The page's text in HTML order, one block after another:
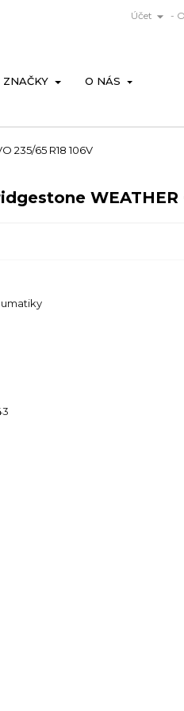
Účet  -
ZNAČKY O NÁS
235/65 R18 106V
WEATHER